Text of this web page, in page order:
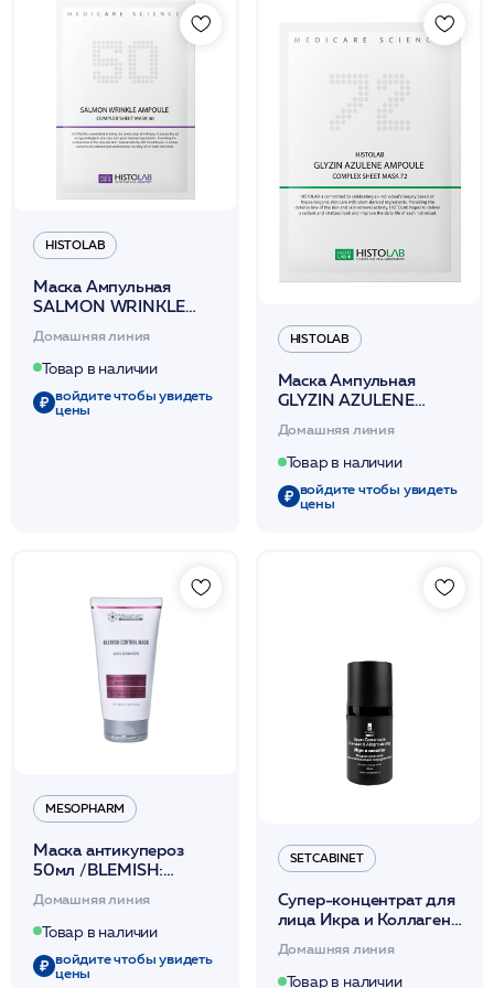
HISTOLAB
Маска Ампульная
SALMON WRINКLE
SНЕЕТ МАSК 50 30г
/HISTOLAB
Домашняя линия
Товар в наличии
войдите чтобы увидеть
цены
HISTOLAB
Маска Ампульная
GLYZIN AZULENE
AМPOULE СОМРLЕХ
SНЕЕТ MASK 72 30г
/HISTOLAB
Домашняя линия
Товар в наличии
войдите чтобы увидеть
цены
MESOPHARM
Маска антикупероз
50мл /BLEMISH:
CONTROL MASK
/MESOPHARM
Домашняя линия
Товар в наличии
войдите чтобы увидеть
цены
SETCABINET
Супер-концентрат для
лица Икра и Коллаген
30 мл /Re-Start and
Allegro /SetCabinet
Домашняя линия
Товар в наличии